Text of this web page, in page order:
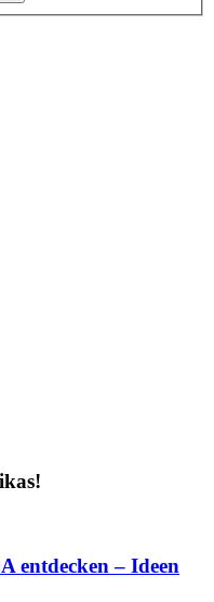
entdecken – Ideen